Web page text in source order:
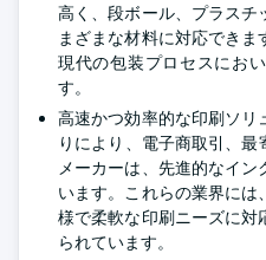
高く、段ボール、プラスチ
まざまな材料に対応できま
現代の包装プロセスにお
す。
高速かつ効率的な印刷ソリ
りにより、電子商取引、最
メーカーは、先進的なイ
います。これらの業界に
様で柔軟な印刷ニーズに対
られています。